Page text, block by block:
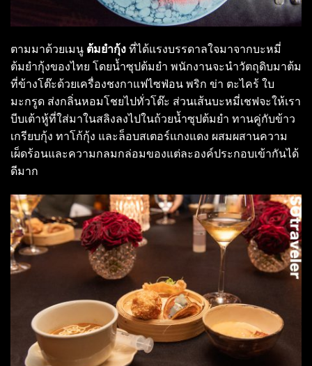
ตามมาด้วยเมนู ต้มยำกุ้ง ที่ได้แรงบรรดาลใจมาจากบะหมี่
ต้มยำกุ้งของไทย โดยน้ำซุปต้มยำ พนักงานจะนำวัตถุดิบมาต้ม
ที่ข้างโต๊ะด้วยเครื่องชงกาแฟไซฟ่อน พริก ข่า ตะไคร้ ใบ
มะกรูด ส่งกลิ่นหอมโชยไปทั่วโต๊ะ ส่วนเส้นบะหมี่เชฟจะให้เรา
บีบเต้าหู้ที่ใส่มาในสลิงลงไปในถ้วยน้ำซุปต้มยำ ทานคู่กับข้าว
เกรียบกุ้ง ทาโก้กุ้ง และล็อบสเตอร์แกงแดง ผสมผสานความ
เผ็ดร้อนและความกลมกล่อมของแต่ละองค์ประกอบเข้ากันได้
ดีมาก